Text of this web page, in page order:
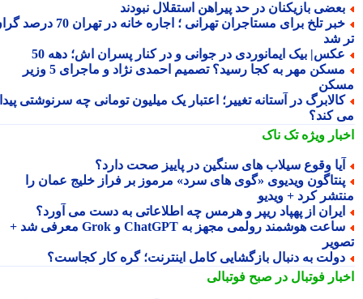
بازیکنان در حد پیراهن استقلال نبودند
خبر تلخ برای مستاجران تهرانی ؛ اجاره خانه در تهران 70 درصد گران
شد
بیک ایمانوردی در جوانی و در کنار پسران اش؛ دهه 50
مسکن مهر به کجا رسید؟ تصمیم احمدی نژاد و ماجرای 5 وزیر
در آستانه تغییر؛ اعتبار یک میلیون تومانی چه سرنوشتی پیدا
کند؟
ویژهتک ناک
وقوع سیلاب های سنگین در پاییز صحت دارد؟
ویدیوی «گوی های سرد» مرموز بر فراز خلیج عمان را
کرد + ویدیو
از پهپاد ریپر و هرمس چه اطلاعاتی به دست می آورد؟
ساعت هوشمند رولمی مجهز به ChatGPT و Grok معرفی شد +
به دنبال بازگشایی کامل اینترنت؛ گره کار کجاست؟
فوتبال در صبح فوتبالی